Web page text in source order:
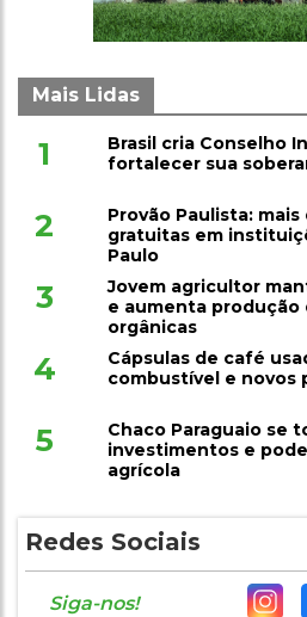
Mais Lidas
1
Brasil cria Conselho
fortalecer sua
2
Provão Paulista: mais
gratuitas em
Paulo
3
Jovem agricultor
e aumenta produção
orgânicas
4
Cápsulas de café
combustível e novos
5
Chaco Paraguaio se
investimentos e
agrícola
Redes Sociais
Siga-nos!